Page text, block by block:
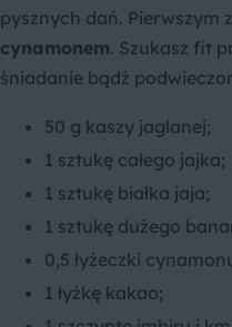
pysznych dań. Pierwszym
cynamonem. Szukasz fit
śniadanie bądź
50 g kaszy jaglanej;
1 sztukę całego jajka;
1 sztukę białka jaja;
1 sztukę dużego
0,5 łyżeczki
1 łyżkę kakao;